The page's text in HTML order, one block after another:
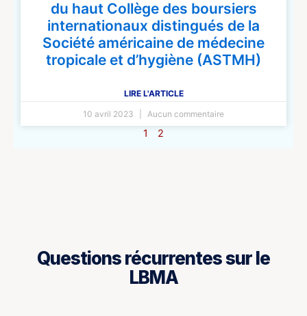
du haut Collège des boursiers
internationaux distingués de la
Société américaine de médecine
tropicale et d’hygiène (ASTMH)
LIRE L'ARTICLE
10 avril 2023
Aucun commentaire
1 2
Questions récurrentes sur le
LBMA